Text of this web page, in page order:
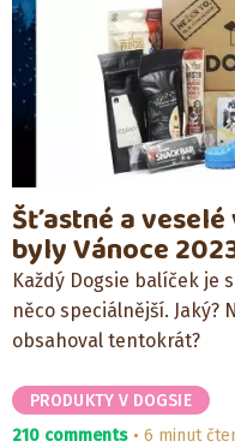
Šťastné a veselé
byly Vánoce
Každý Dogsie balíček je
něco speciálnější. Jaký?
obsahoval tentokrát?
PRODUKTY V DOGSIE
210 comments
6 minut